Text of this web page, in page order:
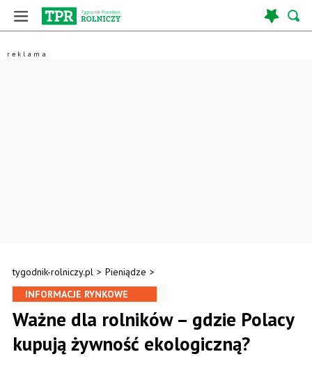
tygodnik-rolniczy.pl > Pieniądze >
INFORMACJE RYNKOWE
Ważne dla rolników – gdzie Polacy
kupują żywność ekologiczną?